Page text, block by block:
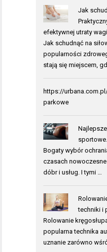
Jak
efektywnej utraty wagi
Jak schudnąć na
popularności
stają się miejscem,
https://
parkowe
sportowe.
Bogaty wybór
czasach
dóbr i usług. I tymi …
techniki i
Rolowanie
popularna technika
uznanie zarówno